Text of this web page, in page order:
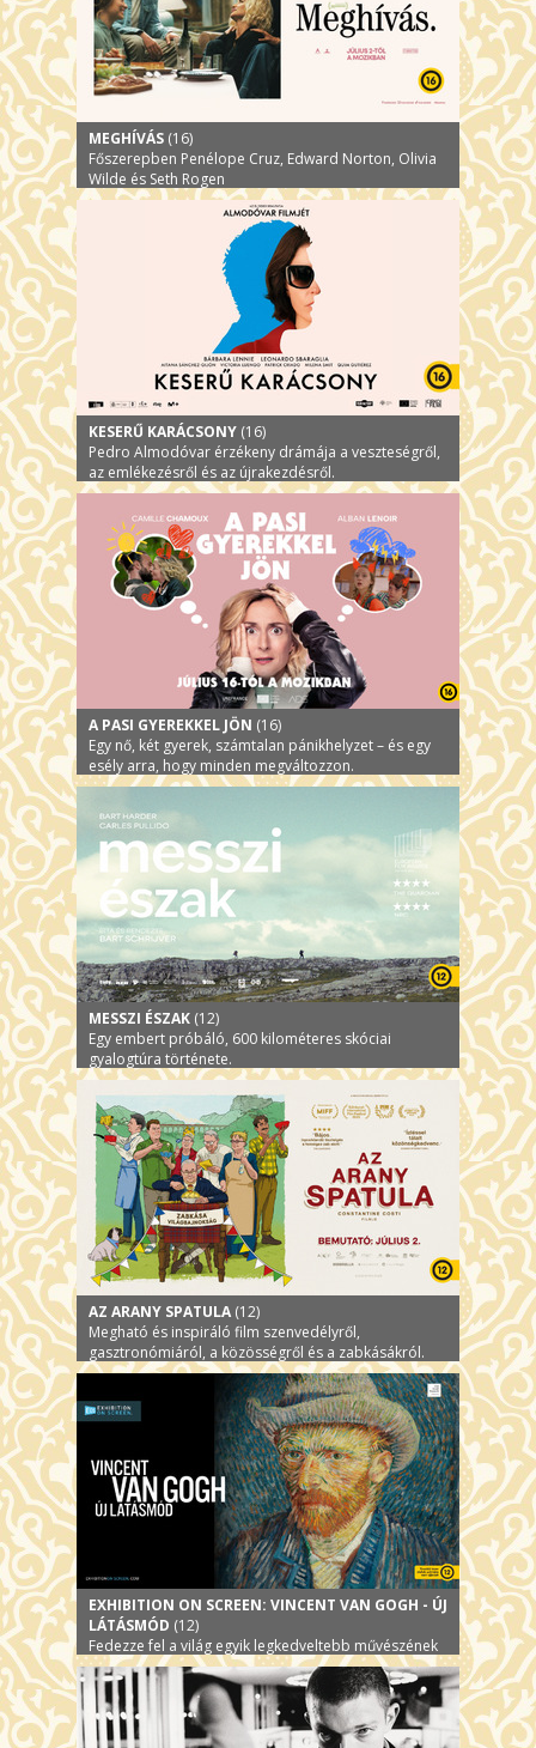
MEGHÍVÁS (16)
Főszerepben Penélope Cruz, Edward Norton, Olivia
Wilde és Seth Rogen
KESERŰ KARÁCSONY (16)
Pedro Almodóvar érzékeny drámája a veszteségről,
az emlékezésről és az újrakezdésről.
A PASI GYEREKKEL JÖN (16)
Egy nő, két gyerek, számtalan pánikhelyzet – és egy
esély arra, hogy minden megváltozzon.
MESSZI ÉSZAK (12)
Egy embert próbáló, 600 kilométeres skóciai
gyalogtúra története.
AZ ARANY SPATULA (12)
Megható és inspiráló film szenvedélyről,
gasztronómiáról, a közösségről és a zabkásákról.
EXHIBITION ON SCREEN: VINCENT VAN GOGH - ÚJ
LÁTÁSMÓD (12)
Fedezze fel a világ egyik legkedveltebb művészének
izgalmas történetét és ikonikus alkotásait!